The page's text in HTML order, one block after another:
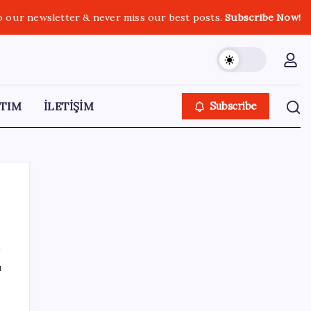
our newsletter & never miss our best posts.Subscribe Now!
İLETİŞİM Subscribe